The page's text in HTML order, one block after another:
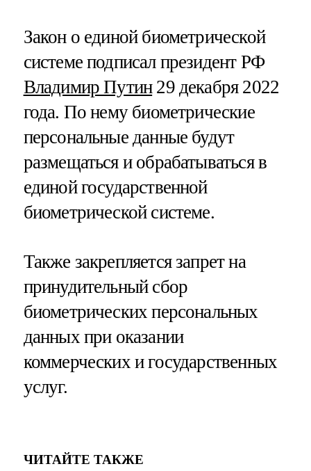
Закон о единой биометрической
системе подписал президент РФ
Владимир Путин29 декабря 2022
года. По нему биометрические
персональные данные будут
размещаться и обрабатываться в
единой государственной
биометрической системе.
Также закрепляется запрет на
принудительный сбор
биометрических персональных
данных при оказании
коммерческих и государственных
услуг.
ЧИТАЙТЕ ТАКЖЕ